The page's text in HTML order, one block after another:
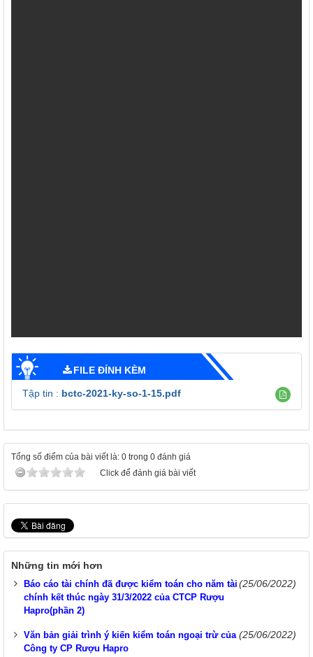
FILE ĐÍNH KÈM
Tập tin : bctc-2021-ky-so-1-15.pdf
Tổng số điểm của bài viết là: 0 trong 0 đánh giá
Click để đánh giá bài viết
Những tin mới hơn
Báo cáo tài chính đã được kiểm toán cho năm tài
chính kết thúc ngày 31/3/2022 của CTCP Rượu
Hapro(phần 2)
(25/06/2022)
Văn bản giải trình ý kiến kiểm toán ngoại trừ của
Công ty CP Rượu Hapro
(25/06/2022)